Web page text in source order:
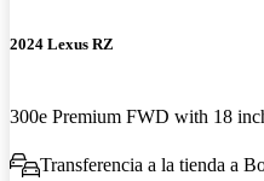
2024 Lexus RZ
300e Premium FWD with 18
Transferencia a la tienda a